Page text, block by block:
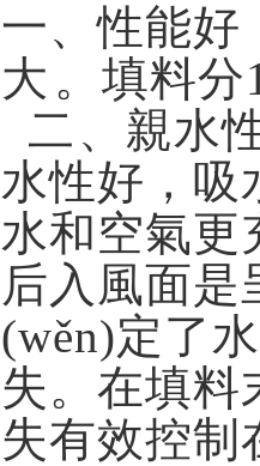
一、性能好
大。填
二、親水
水性好，吸
水和空氣更
后入風面是
(wěn)定了
失。在填料
失有效控